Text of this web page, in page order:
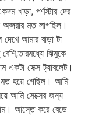
খাড়া, পর্ণস্টার দের
মত লাগছিল।
আমার বাড়া টা
ঝিমুকে
একটা সেক্স ট্যাবলেট।
মত হয়ে গেছিল। আমি
আমি সেক্সের জন্য
আস্তে করে বেডে